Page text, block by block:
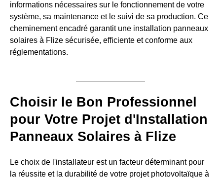
informations nécessaires sur le fonctionnement de votre
système, sa maintenance et le suivi de sa production. Ce
cheminement encadré garantit une installation panneaux
solaires à Flize sécurisée, efficiente et conforme aux
réglementations.
Choisir le Bon Professionnel
pour Votre Projet d'Installation
Panneaux Solaires à Flize
Le choix de l'installateur est un facteur déterminant pour
la réussite et la durabilité de votre projet photovoltaïque à